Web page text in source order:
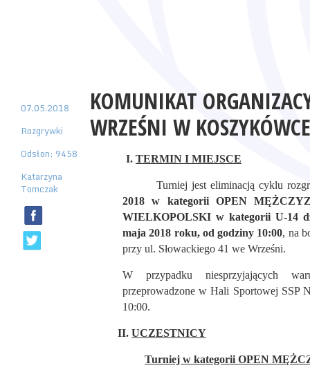
07.05.2018
Rozgrywki
Odsłon: 9458
Katarzyna
Tomczak
KOMUNIKAT
WRZEŚNI W
I. TERMIN I MIEJSCE
Turniej jest eliminacją cyklu
2018 w kategorii OPEN
WIELKOPOLSKI w kategorii U-14
maja 2018 roku, od godziny 10:00, na
przy ul. Słowackiego 41 we Wrześni.
W przypadku niesprzyjających
przeprowadzone w Hali Sportowej SSP
10:00.
II. UCZESTNICY
Turniej w kategorii OPEN